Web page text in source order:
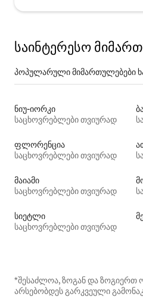
საინტერესო
პოპულარული მიმართულებები
ნიუ-იორკი
საცხოვრებლები თვიურად
ფლორენცია
საცხოვრებლები თვიურად
მაიამი
საცხოვრებლები თვიურად
სიეტლი
საცხოვრებლები თვიურად
*შესაძლოა, ზოგან და ზოგიერთ
არსებობდეს გარკვეული